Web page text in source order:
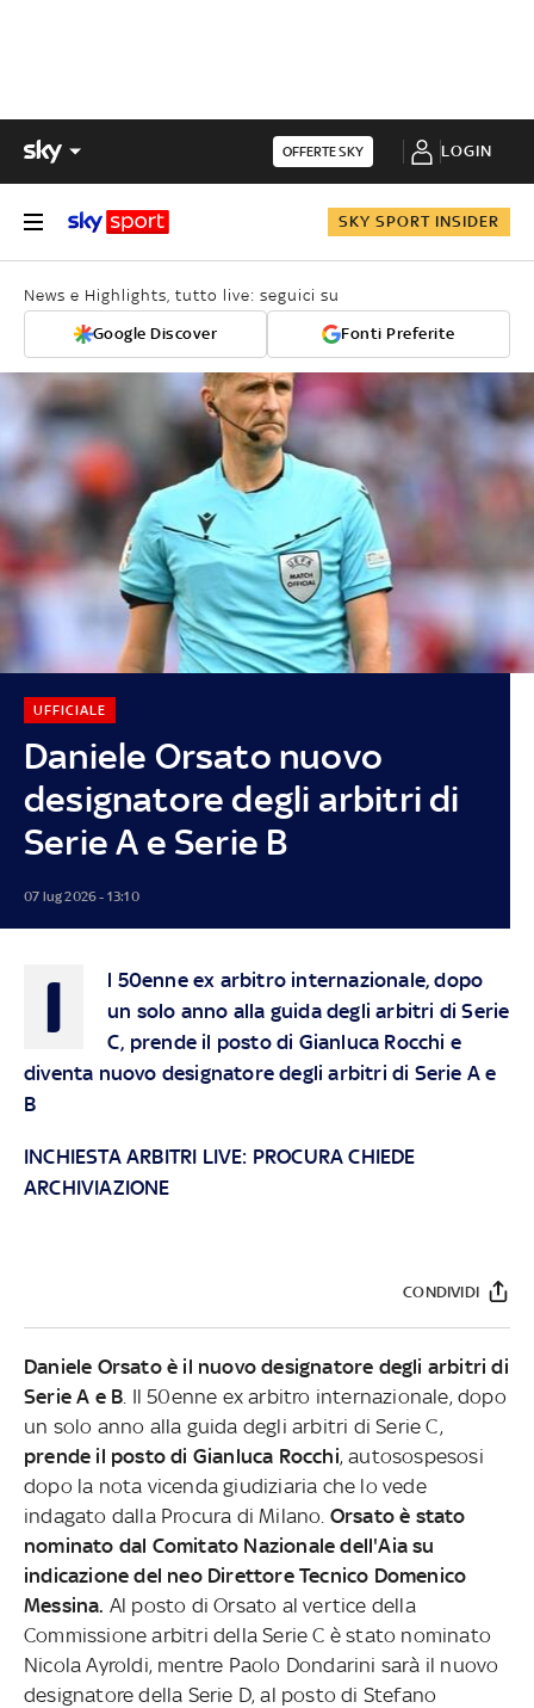
OFFERTE SKY LOGIN
SKY SPORT INSIDER
News e Highlights, tutto live: seguici su
Google Discover Fonti Preferite
Daniele Orsato nuovo
designatore degli arbitri di
Serie A e Serie B
UFFICIALE
07 lug 2026 - 13:10
I
l 50enne ex arbitro internazionale, dopo
un solo anno alla guida degli arbitri di Serie
C, prende il posto di Gianluca Rocchi e
diventa nuovo designatore degli arbitri di Serie A e
B
INCHIESTA ARBITRI LIVE: PROCURA CHIEDE
ARCHIVIAZIONE
CONDIVIDI
Daniele Orsato è il nuovo designatore degli arbitri di
Serie A e B . Il 50enne ex arbitro internazionale, dopo
un solo anno alla guida degli arbitri di Serie C,
prende il posto di Gianluca Rocchi, autosospesosi
dopo la nota vicenda giudiziaria che lo vede
indagato dalla Procura di Milano. Orsato è stato
nominato dal Comitato Nazionale dell'Aia su
indicazione del neo Direttore Tecnico Domenico
Messina. Al posto di Orsato al vertice della
Commissione arbitri della Serie C è stato nominato
Nicola Ayroldi, mentre Paolo Dondarini sarà il nuovo
designatore della Serie D, al posto di Stefano